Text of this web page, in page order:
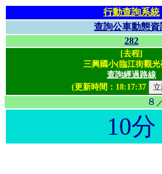
行動查詢系統
查詢公車動態資
282
[去程]
三興國小(臨江街觀光
查詢經過路線
(更新時間： 18:17:37
８
10分